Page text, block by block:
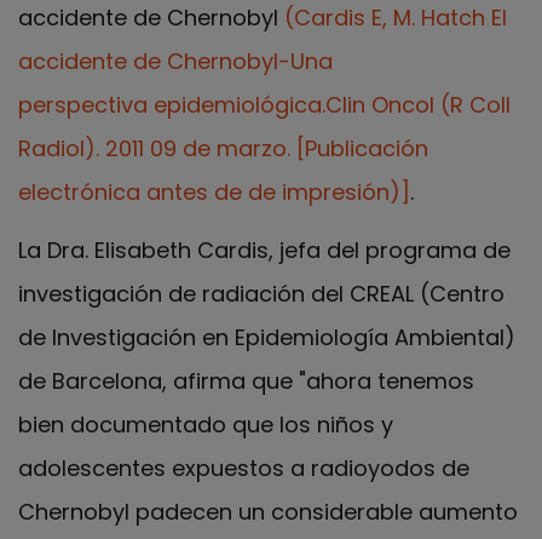
accidente de Chernobyl (Cardis E, M. Hatch El
accidente de Chernobyl-Una
perspectiva epidemiológica.Clin Oncol (R Coll
Radiol). 2011 09 de marzo. [Publicación
electrónica antes de de impresión)] .
La Dra. Elisabeth Cardis, jefa del programa de
investigación de radiación del CREAL (Centro
de Investigación en Epidemiología Ambiental)
de Barcelona, afirma que "ahora tenemos
bien documentado que los niños y
adolescentes expuestos a radioyodos de
Chernobyl padecen un considerable aumento